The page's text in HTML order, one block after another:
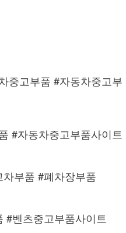
중고부품 #자동차중고부
#자동차중고부품사이트
부품 #폐차장부품
#벤츠중고부품사이트